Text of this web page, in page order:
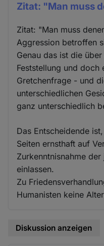
Zitat: "Man muss
Zitat: "Man muss
Aggression betroffen
Genau das ist die
Feststellung und doch
Gretchenfrage - und
unterschiedlichen
ganz unterschiedlich
Das Entscheidende
Seiten ernsthaft auf
Zurkenntnisnahme
einlassen.
Zu
Humanisten keine
Diskussion anzeigen